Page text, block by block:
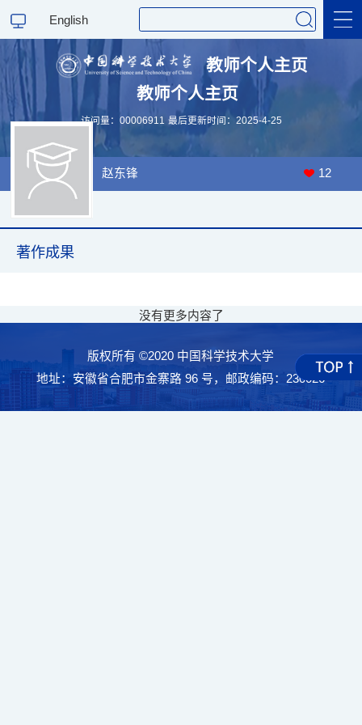
English
教师个人主页
教师个人主页
访问量： 00006911 最后更新时间： 2025-4-25
赵东锋 12
著作成果
没有更多内容了
版权所有 ©2020 中国科学技术大学
地址：安徽省合肥市金寨路 96 号，邮政编码：230026